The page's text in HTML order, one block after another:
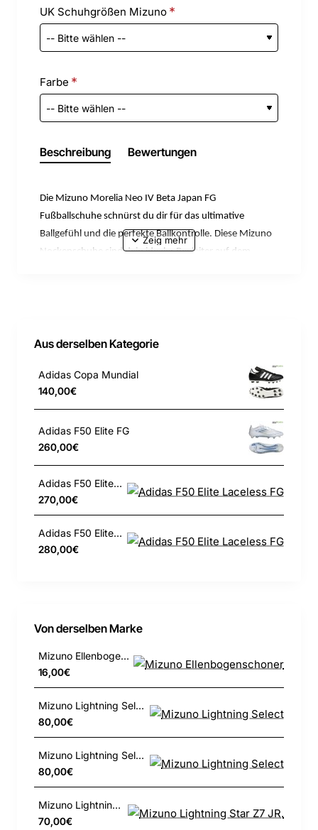
UK Schuhgrößen Mizuno
Farbe
Beschreibung Bewertungen
Die Mizuno Morelia Neo IV Beta Japan FG
Fußballschuhe schnürst du dir für das ultimative
Ballgefühl und die perfekte Ballkontrolle. Diese Mizuno
Nockenschuhe sind dein idealer Begleiter auf dem
Tragegefühl und lässt dich blitzschnell über den Platz
flitzen. Die gute Traktion gibt dir den nötigen Halt, um in
jeder Spielsituation stabil zu bleiben.
Schnapp dir die Mizuno Morelia Neo IV Beta Japan FG
und erlebe, wie sich die Qualität von Mizuno in deinem
Spiel bemerkbar macht. Du wirst den Unterschied auf
Hauptfarbe: Weiß
Technologie: Ballkontrolle, Komfortabel, Griffigkeit
Obermaterial: Känguruleder
Aus derselben Kategorie
Adidas Copa Mundial
140,00€
Adidas F50 Elite FG
260,00€
Adidas F50 Elite Laceless FG
270,00€
Adidas F50 Elite Laceless FG
280,00€
Von derselben Marke
Mizuno Ellenbogenschoner
16,00€
Mizuno Lightning Select
80,00€
Mizuno Lightning Select
80,00€
Mizuno Lightning Star Z7 JR.
70,00€